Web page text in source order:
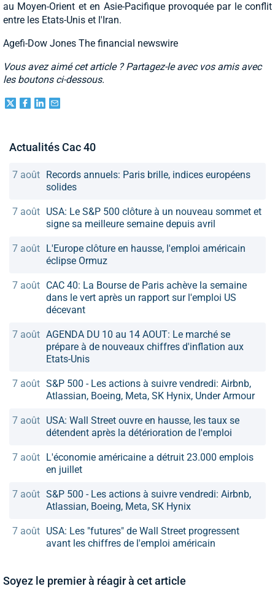
au Moyen-Orient et en Asie-Pacifique provoquée par le conflit
entre les Etats-Unis et l'Iran.
Agefi-Dow Jones The financial newswire
Vous avez aimé cet article ? Partagez-le avec vos amis avec
les boutons ci-dessous.
Actualités Cac 40
7 août
Records annuels: Paris brille, indices européens
solides
7 août USA: Le S&P 500 clôture à un nouveau sommet et
signe sa meilleure semaine depuis avril
7 août
L'Europe clôture en hausse, l'emploi américain
éclipse Ormuz
7 août CAC 40: La Bourse de Paris achève la semaine
dans le vert après un rapport sur l'emploi US
décevant
7 août AGENDA DU 10 au 14 AOUT: Le marché se
prépare à de nouveaux chiffres d'inflation aux
Etats-Unis
7 août S&P 500 - Les actions à suivre vendredi: Airbnb,
Atlassian, Boeing, Meta, SK Hynix, Under Armour
7 août USA: Wall Street ouvre en hausse, les taux se
détendent après la détérioration de l'emploi
7 août
L'économie américaine a détruit 23.000 emplois
en juillet
7 août S&P 500 - Les actions à suivre vendredi: Airbnb,
Atlassian, Boeing, Meta, SK Hynix
7 août USA: Les "futures" de Wall Street progressent
avant les chiffres de l'emploi américain
Soyez le premier à réagir à cet article